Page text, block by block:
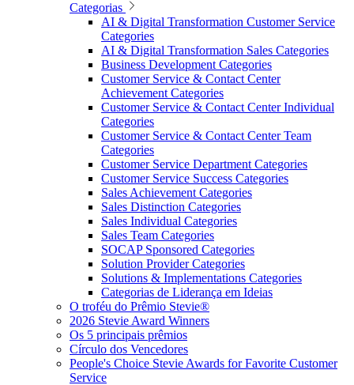
Categorias
AI & Digital Transformation Customer Service
Categories
AI & Digital Transformation Sales Categories
Business Development Categories
Customer Service & Contact Center
Achievement Categories
Customer Service & Contact Center Individual
Categories
Customer Service & Contact Center Team
Categories
Customer Service Department Categories
Customer Service Success Categories
Sales Achievement Categories
Sales Distinction Categories
Sales Individual Categories
Sales Team Categories
SOCAP Sponsored Categories
Solution Provider Categories
Solutions & Implementations Categories
Categorias de Liderança em Ideias
O troféu do Prêmio Stevie®
2026 Stevie Award Winners
Os 5 principais prêmios
Círculo dos Vencedores
People's Choice Stevie Awards for Favorite Customer
Service